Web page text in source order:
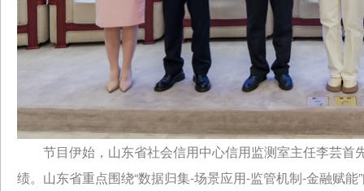
节目伊始，山东省社会信用中心信用监测室主任李芸
绩。山东省重点围绕“数据归集-场景应用-监管机制-金融赋